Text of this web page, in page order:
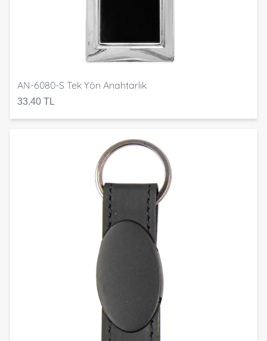
AN-6080-S Tek Yön Anahtarlık
33.40 TL